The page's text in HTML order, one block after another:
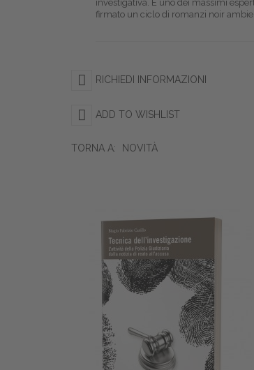
investigativa. È uno dei massimi
firmato un ciclo di romanzi noir
RICHIEDI INFORMAZIONI
ADD TO WISHLIST
TORNA A: NOVITÀ